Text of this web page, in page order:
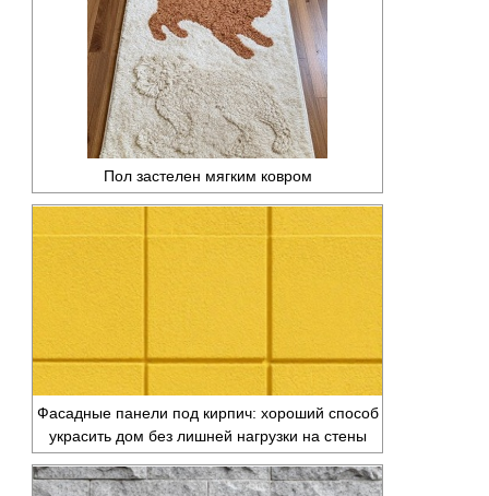
Пол застелен мягким ковром
Фасадные панели под кирпич: хороший способ
украсить дом без лишней нагрузки на стены